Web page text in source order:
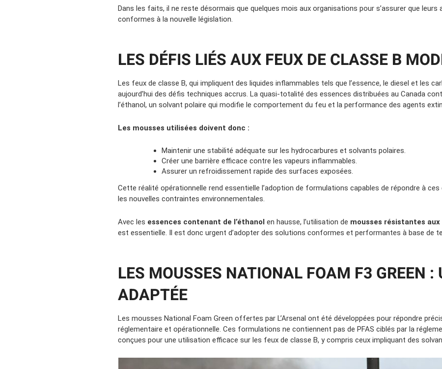
Dans les faits, il ne reste désormais que quelques mois aux organisations pour s’assurer que
conformes à la nouvelle législation.
LES DÉFIS LIÉS AUX FEUX DE CLASSE B
Les feux de classe B, qui impliquent des liquides inflammables tels que l’essence, le diesel et les
aujourd’hui des défis techniques accrus. La quasi-totalité des essences distribuées au Canada
l’éthanol, un solvant polaire qui modifie le comportement du feu et la performance des agents
Les mousses utilisées doivent donc :
Maintenir une stabilité adéquate sur les hydrocarbures et solvants polaires.
Créer une barrière efficace contre les vapeurs inflammables.
Assurer un refroidissement rapide des surfaces exposées.
Cette réalité opérationnelle rend essentielle l’adoption de formulations capables de répondre à
les nouvelles contraintes environnementales.
Avec les essences contenant de l’éthanol en hausse, l’utilisation de mousses résistantes
est essentielle. Il est donc urgent d’adopter des solutions conformes et performantes à base de
LES MOUSSES NATIONAL FOAM F3 GREEN :
ADAPTÉE
Les mousses National Foam Green offertes par L’Arsenal ont été développées pour répondre
réglementaire et opérationnelle. Ces formulations ne contiennent pas de PFAS ciblés par la
conçues pour une utilisation efficace sur les feux de classe B, y compris ceux impliquant des